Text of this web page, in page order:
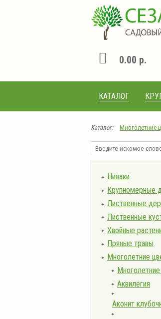
0.00 р.
КАТАЛОГ
Каталог: Многолетние
✦ Ниваки
✦ Крупномерные
✦ Лиственные
✦ Лиственные
✦ Хвойные
✦ Пряные травы
✦ Многолетние
✦ Многолетние
✦ Аквилегия
✦
Аконит
✦